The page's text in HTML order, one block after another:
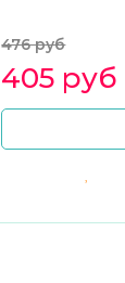
476 руб
405 руб